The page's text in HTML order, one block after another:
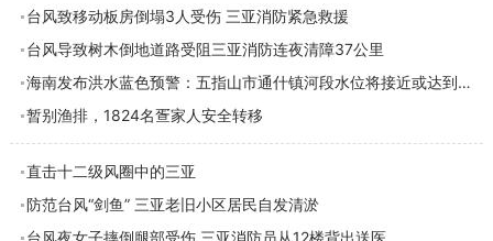
台风致移动板房倒塌3人受伤 三亚消防紧急救援
台风导致树木倒地道路受阻三亚消防连夜清障37公里
海南发布洪水蓝色预警：五指山市通什镇河段水位将接近或达到警戒水位
暂别渔排，1824名疍家人安全转移
直击十二级风圈中的三亚
防范台风“剑鱼” 三亚老旧小区居民自发清淤
台风夜女子摔倒腿部受伤 三亚消防员从12楼背出送医